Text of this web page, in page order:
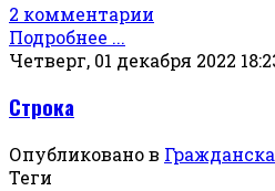
2 комментарии
Подробнее ...
Четверг, 01 декабря 2022
Строка
Опубликовано в
Теги